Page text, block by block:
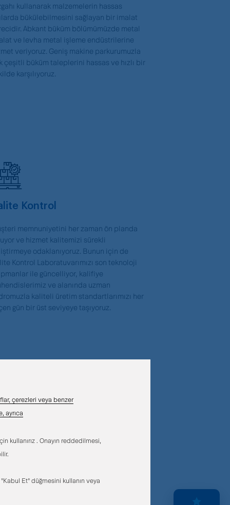
kullanarak malzemelerin hassas
bükülebilmesini sağlayan bir imalat
Abkant büküm bölümümüzde metal
ve levha metal işleme endüstrilerine
veriyoruz. Geniş makine parkurumuzla
çeşitli büküm taleplerini hassas ve hızlı bir
karşılıyoruz.
Kontrol
memnuniyetini her zaman ön planda
ve hizmet kalitemizi sürekli
odaklanıyoruz. Bunun için de
Kontrol Laboratuvarımızı son teknoloji
ile güncelliyor, kalifiye
ve alanında uzman
kaliteli üretim standartlarımızı her
gün bir üst seviyeye taşıyoruz.
çerezleri veya benzer
ayrıca
kullanırız . Onayın reddedilmesi,
Et" düğmesini kullanın veya